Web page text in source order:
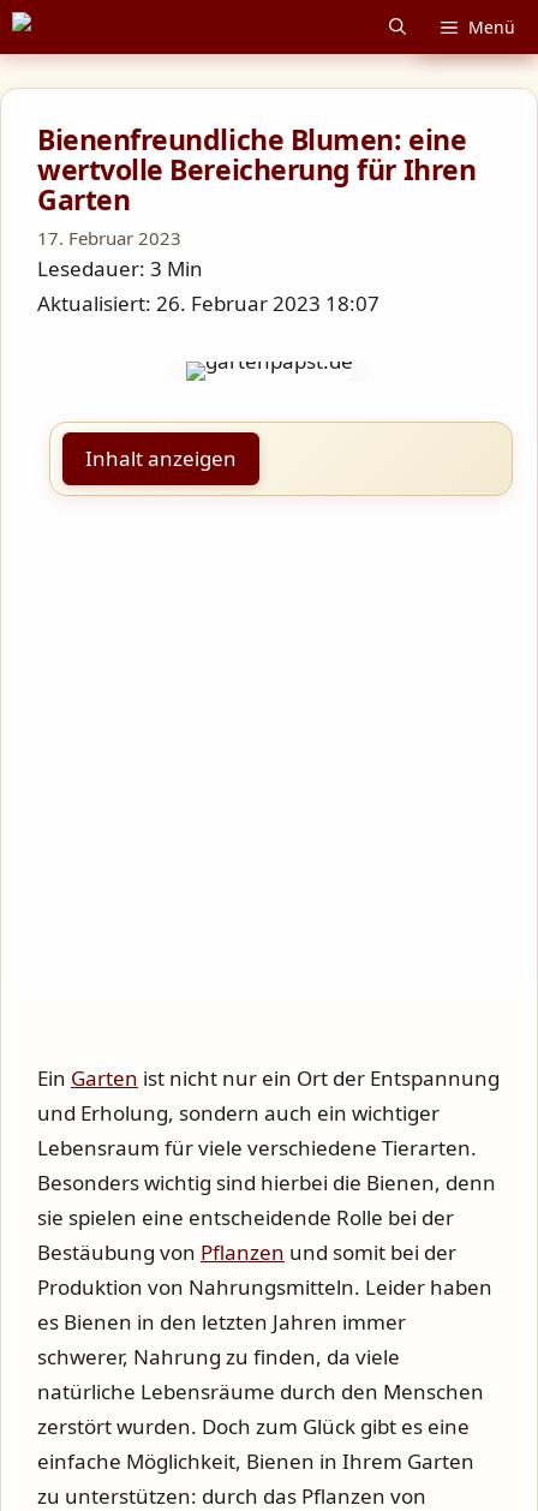
Zum
Inhalt
springen
Menü
Bienenfreundliche Blumen: eine
wertvolle Bereicherung für Ihren
Garten
17. Februar 2023
Lesedauer: 3 Min
Aktualisiert: 26. Februar 2023 18:07
Inhalt anzeigen
Ein Garten ist nicht nur ein Ort der Entspannung
und Erholung, sondern auch ein wichtiger
Lebensraum für viele verschiedene Tierarten.
Besonders wichtig sind hierbei die Bienen, denn
sie spielen eine entscheidende Rolle bei der
Bestäubung von Pflanzen und somit bei der
Produktion von Nahrungsmitteln. Leider haben
es Bienen in den letzten Jahren immer
schwerer, Nahrung zu finden, da viele
natürliche Lebensräume durch den Menschen
zerstört wurden. Doch zum Glück gibt es eine
einfache Möglichkeit, Bienen in Ihrem Garten
zu unterstützen: durch das Pflanzen von